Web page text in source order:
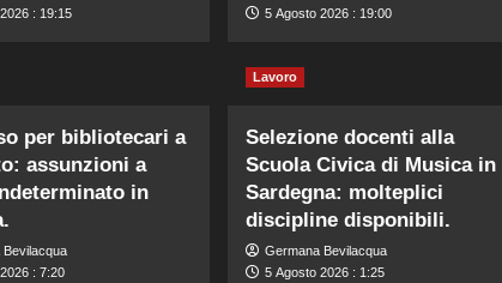
: 19:15
5 Agosto 2026 : 19:00
per bibliotecari a
assunzioni a
in
: 7:20
Lavoro
Selezione docenti alla
Scuola Civica di Musica in
Sardegna: molteplici
discipline disponibili.
Germana Bevilacqua
5 Agosto 2026 : 1:25